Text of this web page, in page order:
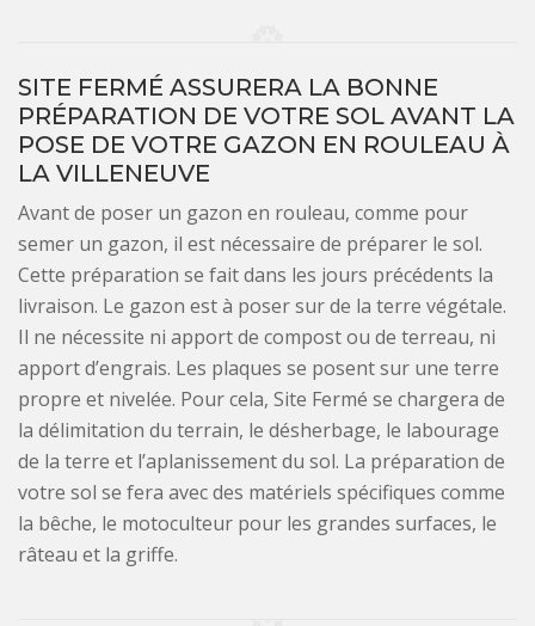
SITE FERMÉ ASSURERA LA BONNE
PRÉPARATION DE VOTRE SOL AVANT LA
POSE DE VOTRE GAZON EN ROULEAU À
LA VILLENEUVE
Avant de poser un gazon en rouleau, comme pour
semer un gazon, il est nécessaire de préparer le sol.
Cette préparation se fait dans les jours précédents la
livraison. Le gazon est à poser sur de la terre végétale.
Il ne nécessite ni apport de compost ou de terreau, ni
apport d’engrais. Les plaques se posent sur une terre
propre et nivelée. Pour cela, Site Fermé se chargera de
la délimitation du terrain, le désherbage, le labourage
de la terre et l’aplanissement du sol. La préparation de
votre sol se fera avec des matériels spécifiques comme
la bêche, le motoculteur pour les grandes surfaces, le
râteau et la griffe.